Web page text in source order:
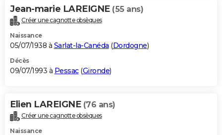
Jean-marie LAREIGNE (55 ans)
Créer une cagnotte obsèques
Naissance
05/07/1938 à Sarlat-la-Canéda (Dordogne)
Décès
09/07/1993 à Pessac(Gironde)
Elien LAREIGNE (76 ans)
Créer une cagnotte obsèques
Naissance